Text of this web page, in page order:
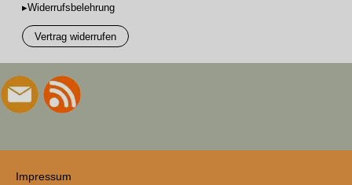
▸Widerrufsbelehrung
Vertrag widerrufen
Impressum